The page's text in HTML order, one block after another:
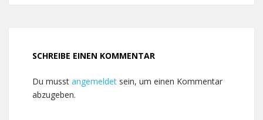
SCHREIBE EINEN KOMMENTAR
Du musst angemeldet sein, um einen Kommentar
abzugeben.